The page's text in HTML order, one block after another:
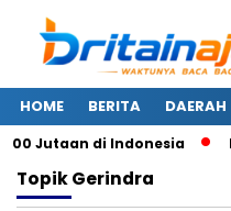
HOME BERITA DAERAH
Jutaan di Indonesia
TopikGerindra